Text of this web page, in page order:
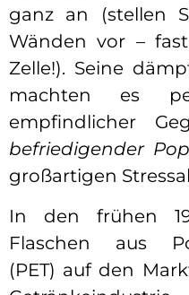
ganz an (stellen
Wänden vor –
Zelle!). Seine
machten es
empfindlicher
befriedigender Pop
großartigen
In den frühen
Flaschen aus
(PET) auf den